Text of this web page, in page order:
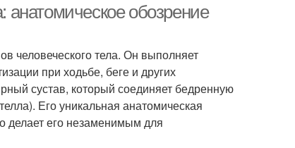
анатомическое обозрение
человеческого тела. Он выполняет
при ходьбе, беге и других
сустав, который соединяет бедренную
Его уникальная анатомическая
делает его незаменимым для